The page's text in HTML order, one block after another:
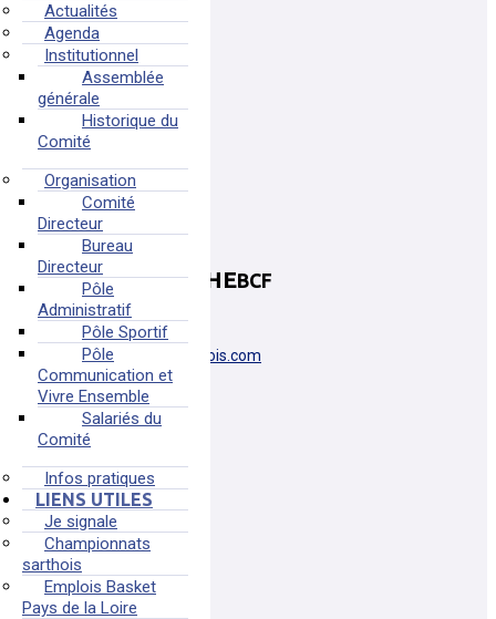
Actualités
Agenda
Institutionnel
Assemblée
générale
Historique du
Comité
Organisation
Comité
Directeur
Bureau
Directeur
Pôle
Administratif
Pôle Sportif
Pôle
Communication et
Vivre Ensemble
Salariés du
Comité
Infos pratiques
LIENS UTILES
Je signale
Championnats
sarthois
Emplois Basket
Pays de la Loire
FRESNAY /SARTHEBCF
FRESNAY SUR SARTHE
bonjour@basketclubfresnois.com
Plus d'informations